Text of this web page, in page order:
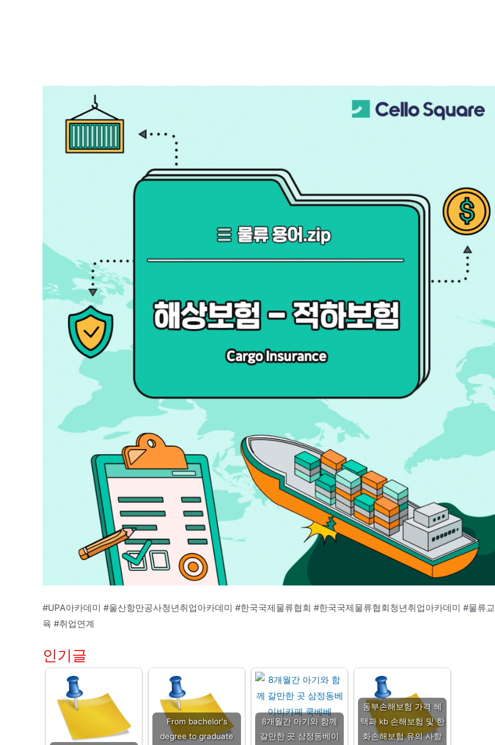
#UPA아카데미 #울산항만공사청년취업아카데미 #한국국제물류협회 #한국국제물류협회청년취업아카데미 #물류교
육 #취업연계
인기글
From bachelor's
degree to graduate
8개월간 아기와 함께
갈만한 곳 삼정동베이
동부손해보험 가격 혜
택과 kb 손해보험 및 한
화손해보험 유의 사항